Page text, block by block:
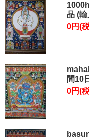
品 (
0円(
間10
0円(